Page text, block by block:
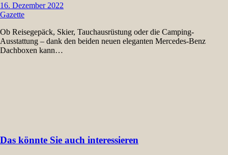
16. Dezember 2022
Gazette
Ob Reisegepäck, Skier, Tauchausrüstung oder die Camping-
Ausstattung – dank den beiden neuen eleganten Mercedes-Benz
Dachboxen kann…
Das könnte Sie auch interessieren